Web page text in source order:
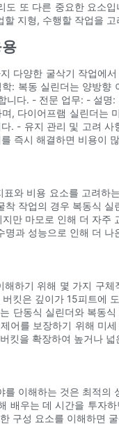
도 또 다른 중요한 요소
지형, 수행할 작업을
다양한 굴삭기 작업에
: 복동 실린더는 양방
니다. - 전문 업무: - 설
, 다이어프램 실린더는
. - 유지 관리 및 고려
즉시 해결하면 비용이
와 비용 요소를 고려
작업의 경우 복동식
만 마모로 인해 더 자
과 성능으로 인해 더 나
하기 위해 몇 가지 구
킷은 깊이가 15피트에
단동식 실린더와 복동
어를 보장하기 위해 미
킷을 확장하여 높거나
이해하는 것은 최적
배우는 데 시간을 투자
구성 요소를 이해하면